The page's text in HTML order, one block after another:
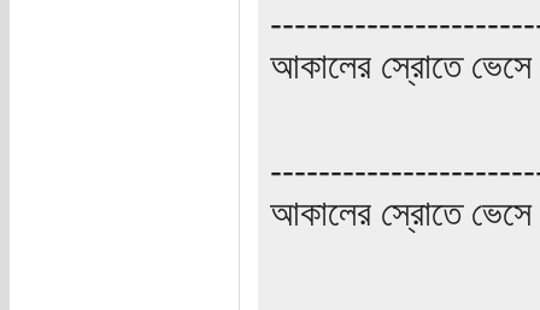
আকালের স্রোতে ভেসে
আকালের স্রোতে ভেসে